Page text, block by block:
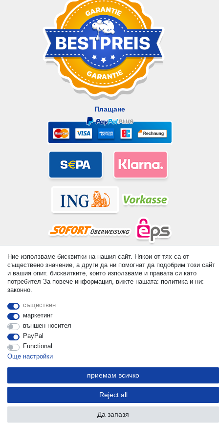
Плащане
© Copyright 2026 | Всички права запазени. - All rights reserved.
Prices incl. VAT. 19% VAT Basic prices see article detail | *
Applies to deliveries to the UK!
Ние използваме бисквитки на нашия сайт. Някои от тях са от
съществено значение, а други да ни помогнат да подобрим този сайт
и вашия опит. бисквитките, които използваме и правата си като
потребител За повече информация, вижте нашата: политика и ни:
законно.
съществен
маркетинг
външен носител
PayPal
Functional
Още настройки
приемам всичко
Reject all
Да запазя